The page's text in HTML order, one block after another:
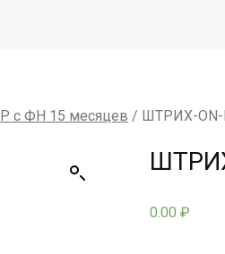
с ФН 15 месяцев / ШТРИХ-ON-
0.00 ₽